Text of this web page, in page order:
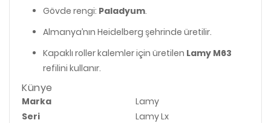
Gövde rengi: Paladyum.
Almanya’nın Heidelberg şehrinde üretilir.
Kapaklı roller kalemler için üretilen Lamy M63
refilini kullanır.
Künye
Marka
Lamy
Seri
Lamy Lx